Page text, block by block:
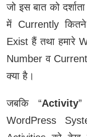
जो इस बात को
में Currently कितने
Exist हैं तथा हमारे
Number व
क्या है।
जबकि “Activity
WordPress